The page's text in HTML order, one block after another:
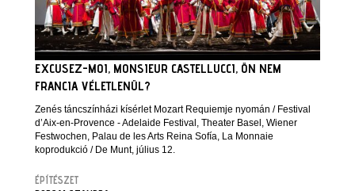
EXCUSEZ-MOI, MONSIEUR CASTELLUCCI, ÖN NEM
FRANCIA VÉLETLENÜL?
Zenés táncszínházi kísérlet Mozart Requiemje nyomán / Festival
d’Aix-en-Provence - Adelaide Festival, Theater Basel, Wiener
Festwochen, Palau de les Arts Reina Sofía, La Monnaie
koprodukció / De Munt, július 12.
ÉPÍTÉSZET